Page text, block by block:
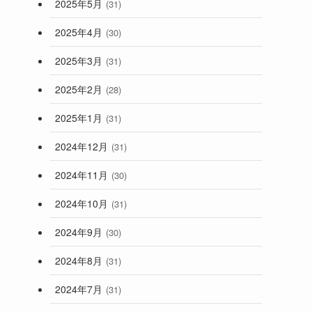
2025年5月 (31)
2025年4月 (30)
2025年3月 (31)
2025年2月 (28)
2025年1月 (31)
2024年12月 (31)
2024年11月 (30)
2024年10月 (31)
2024年9月 (30)
2024年8月 (31)
2024年7月 (31)